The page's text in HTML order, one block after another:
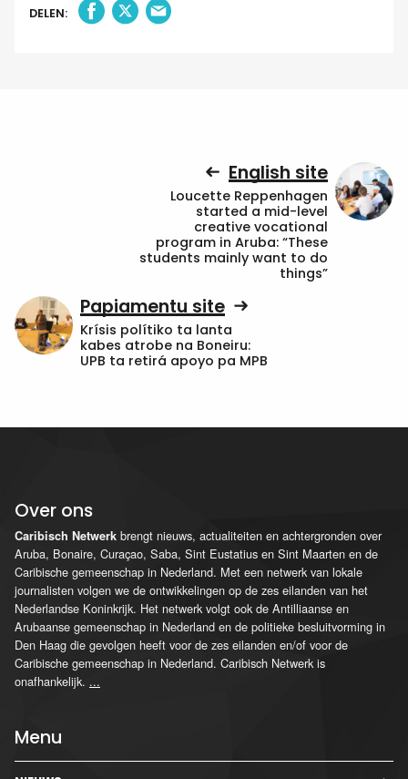
DELEN:
English site
Loucette Reppenhagen
started a mid-level
creative vocational
program in Aruba: “These
students mainly want to do
things”
Papiamentu site
Krísis polítiko ta lanta
kabes atrobe na Boneiru:
UPB ta retirá apoyo pa MPB
Over ons
Caribisch Netwerk brengt nieuws, actualiteiten en achtergronden over
Aruba, Bonaire, Curaçao, Saba, Sint Eustatius en Sint Maarten en de
Caribische gemeenschap in Nederland. Met een netwerk van lokale
journalisten volgen we de ontwikkelingen op de zes eilanden van het
Nederlandse Koninkrijk. Het netwerk volgt ook de Antilliaanse en
Arubaanse gemeenschap in Nederland en de politieke besluitvorming in
Den Haag die gevolgen heeft voor de zes eilanden en/of voor de
Caribische gemeenschap in Nederland. Caribisch Netwerk is
onafhankelijk. ...
Menu